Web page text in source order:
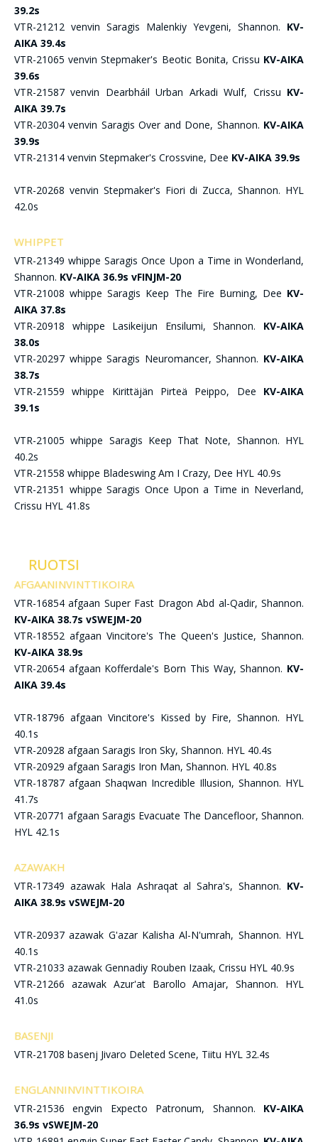
39.2s
VTR-21212 venvin Saragis Malenkiy Yevgeni, Shannon. KV-
AIKA 39.4s
VTR-21065 venvin Stepmaker's Beotic Bonita, Crissu KV-AIKA
39.6s
VTR-21587 venvin Dearbháil Urban Arkadi Wulf, Crissu KV-
AIKA 39.7s
VTR-20304 venvin Saragis Over and Done, Shannon. KV-AIKA
39.9s
VTR-21314 venvin Stepmaker's Crossvine, Dee KV-AIKA 39.9s
VTR-20268 venvin Stepmaker's Fiori di Zucca, Shannon. HYL
42.0s
WHIPPET
VTR-21349 whippe Saragis Once Upon a Time in Wonderland,
Shannon. KV-AIKA 36.9s vFINJM-20
VTR-21008 whippe Saragis Keep The Fire Burning, Dee KV-
AIKA 37.8s
VTR-20918 whippe Lasikeijun Ensilumi, Shannon. KV-AIKA
38.0s
VTR-20297 whippe Saragis Neuromancer, Shannon. KV-AIKA
38.7s
VTR-21559 whippe Kirittäjän Pirteä Peippo, Dee KV-AIKA
39.1s
VTR-21005 whippe Saragis Keep That Note, Shannon. HYL
40.2s
VTR-21558 whippe Bladeswing Am I Crazy, Dee HYL 40.9s
VTR-21351 whippe Saragis Once Upon a Time in Neverland,
Crissu HYL 41.8s
RUOTSI
AFGAANINVINTTIKOIRA
VTR-16854 afgaan Super Fast Dragon Abd al-Qadir, Shannon.
KV-AIKA 38.7s vSWEJM-20
VTR-18552 afgaan Vincitore's The Queen's Justice, Shannon.
KV-AIKA 38.9s
VTR-20654 afgaan Kofferdale's Born This Way, Shannon. KV-
AIKA 39.4s
VTR-18796 afgaan Vincitore's Kissed by Fire, Shannon. HYL
40.1s
VTR-20928 afgaan Saragis Iron Sky, Shannon. HYL 40.4s
VTR-20929 afgaan Saragis Iron Man, Shannon. HYL 40.8s
VTR-18787 afgaan Shaqwan Incredible Illusion, Shannon. HYL
41.7s
VTR-20771 afgaan Saragis Evacuate The Dancefloor, Shannon.
HYL 42.1s
AZAWAKH
VTR-17349 azawak Hala Ashraqat al Sahra's, Shannon. KV-
AIKA 38.9s vSWEJM-20
VTR-20937 azawak G'azar Kalisha Al-N'umrah, Shannon. HYL
40.1s
VTR-21033 azawak Gennadiy Rouben Izaak, Crissu HYL 40.9s
VTR-21266 azawak Azur'at Barollo Amajar, Shannon. HYL
41.0s
BASENJI
VTR-21708 basenj Jivaro Deleted Scene, Tiitu HYL 32.4s
ENGLANNINVINTTIKOIRA
VTR-21536 engvin Expecto Patronum, Shannon. KV-AIKA
36.9s vSWEJM-20